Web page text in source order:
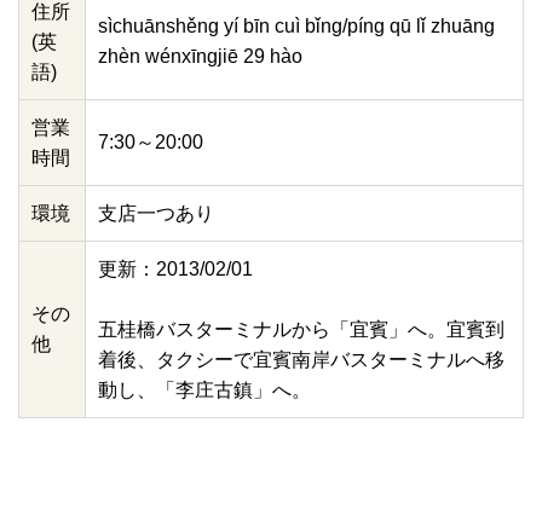
住所
(英
語)
sìchuānshěng yí bīn cuì bǐng/píng qū lǐ zhuāng
zhèn wénxīngjiē 29 hào
営業
時間
7:30～20:00
環境 支店一つあり
その
他
更新：2013/02/01
五桂橋バスターミナルから「宜賓」へ。宜賓到
着後、タクシーで宜賓南岸バスターミナルへ移
動し、「李庄古鎮」へ。